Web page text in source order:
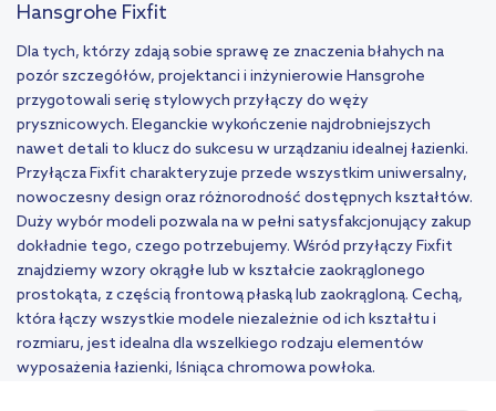
Hansgrohe Fixfit
Dla tych, którzy zdają sobie sprawę ze znaczenia błahych na
pozór szczegółów, projektanci i inżynierowie Hansgrohe
przygotowali serię stylowych przyłączy do węży
prysznicowych. Eleganckie wykończenie najdrobniejszych
nawet detali to klucz do sukcesu w urządzaniu idealnej łazienki.
Przyłącza Fixfit charakteryzuje przede wszystkim uniwersalny,
nowoczesny design oraz różnorodność dostępnych kształtów.
Duży wybór modeli pozwala na w pełni satysfakcjonujący zakup
dokładnie tego, czego potrzebujemy. Wśród przyłączy Fixfit
znajdziemy wzory okrągłe lub w kształcie zaokrąglonego
prostokąta, z częścią frontową płaską lub zaokrągloną. Cechą,
która łączy wszystkie modele niezależnie od ich kształtu i
rozmiaru, jest idealna dla wszelkiego rodzaju elementów
wyposażenia łazienki, lśniąca chromowa powłoka.